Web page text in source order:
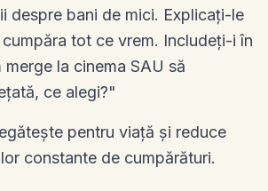
despre bani de mici. Explicați-le
tot ce vrem. Includeți-i în
la cinema SAU să
ce alegi?"
pentru viață și reduce
constante de cumpărături.